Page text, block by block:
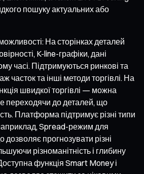
пошуку актуальних або
На сторінках деталей
K-line-графіки, дані
часі. Підтримуються ринкові та
часток та інші методи торгівлі. На
швидкої торгівлі — можна
переходячи до деталей, що
Платформа підтримує різні типи
Spread-режим для
дозволяє прогнозувати різні
різноманітність і глибину
функція Smart Money і